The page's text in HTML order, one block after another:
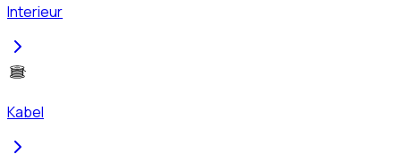
Interieur
Kabel